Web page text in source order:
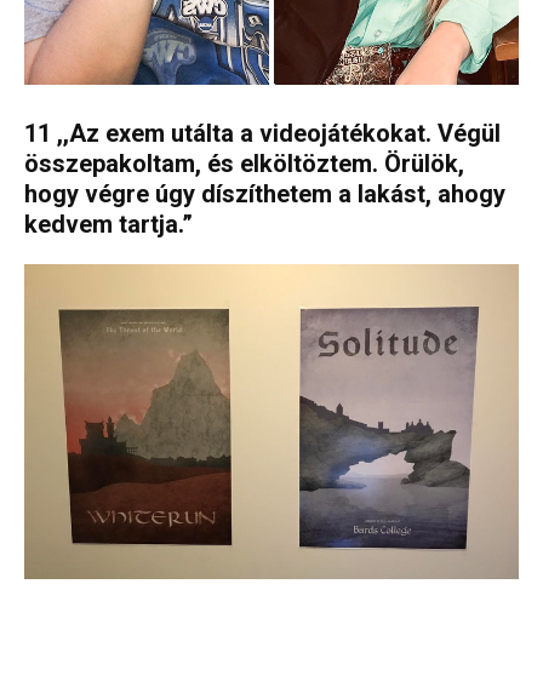
11 ,,Az exem utálta a videojátékokat. Végül
összepakoltam, és elköltöztem. Örülök,
hogy végre úgy díszíthetem a lakást, ahogy
kedvem tartja.”